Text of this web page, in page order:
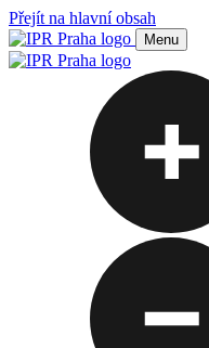
Přejít na hlavní obsah
Menu